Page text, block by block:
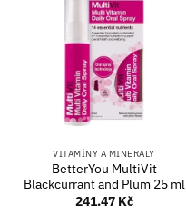
VITAMÍNY A MINERÁLY
BetterYou MultiVit
Blackcurrant and Plum 25 ml
241.47 Kč